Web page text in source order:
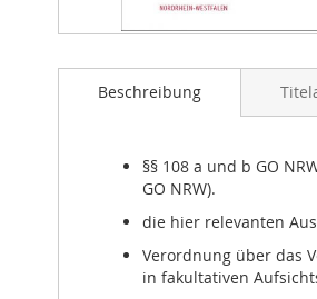
Anfang
Beschreibung
§§ 108 a und b GO
GO NRW).
die hier relevanten
Verordnung über das
in fakultativen